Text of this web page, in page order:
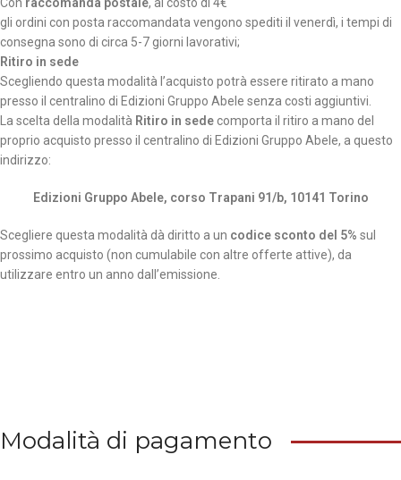
gli ordini con posta raccomandata vengono spediti il venerdì, i tempi di
consegna sono di circa 5-7 giorni lavorativi;
Ritiro in sede
Scegliendo questa modalità l’acquisto potrà essere ritirato a mano
presso il centralino di Edizioni Gruppo Abele senza costi aggiuntivi.
La scelta della modalità Ritiro in sedecomporta il ritiro a mano del
proprio acquisto presso il centralino di Edizioni Gruppo Abele, a questo
indirizzo:
Edizioni Gruppo Abele, corso Trapani 91/b, 10141 Torino
Scegliere questa modalità dà diritto a un codice sconto del 5% sul
prossimo acquisto (non cumulabile con altre offerte attive), da
utilizzare entro un anno dall’emissione.
Modalità di pagamento